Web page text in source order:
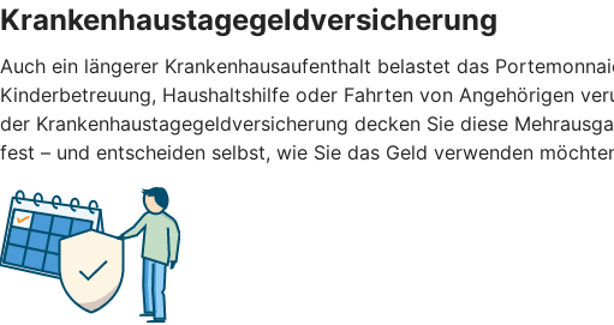
Krankenhaustagegeldversicherung
Auch ein längerer Krankenhausaufenthalt belastet das
Kinderbetreuung, Haushaltshilfe oder Fahrten von Angehörigen
der Krankenhaustagegeldversicherung decken Sie diese
fest – und entscheiden selbst, wie Sie das Geld verwenden